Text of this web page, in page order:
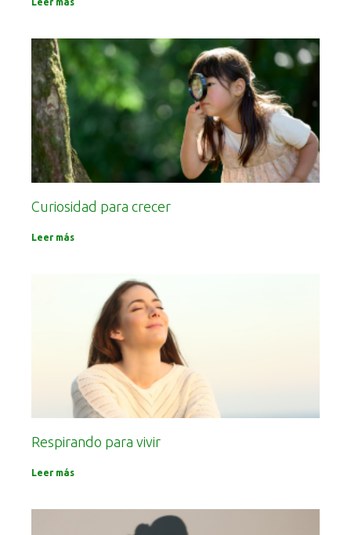
Curiosidad para crecer
Leer más
Respirando para vivir
Leer más